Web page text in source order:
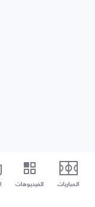
المباريات الفيديوهات